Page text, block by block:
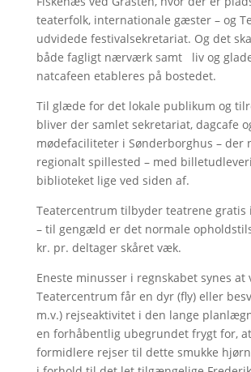
teaterfolk, internationale gæster – og
udvidede festivalsekretariat. Og det
både fagligt nærværk samt liv og
natcafeen etableres på bostedet.
Til glæde for det lokale publikum og
bliver der samlet sekretariat, dagcafe
mødefaciliteter i Sønderborghus – der
regionalt spillested – med
biblioteket lige ved siden af.
Teatercentrum tilbyder teatrene gratis
– til gengæld er det normale
kr. pr. deltager skåret væk.
Eneste minusser i regnskabet synes at
Teatercentrum får en dyr (fly) eller
m.v.) rejseaktivitet i den lange
en forhåbentlig ubegrundet frygt for,
formidlere rejser til dette smukke